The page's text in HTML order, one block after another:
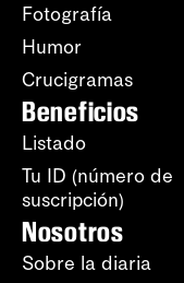
Fotografía
Humor
Crucigramas
Beneficios
Listado
Tu ID (número de
suscripción)
Nosotros
Sobre la diaria